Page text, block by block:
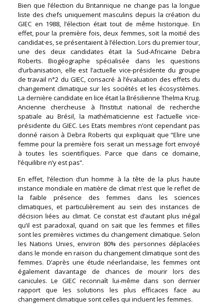
Bien que l’élection du Britannique ne change pas la longue
liste des chefs uniquement masculins depuis la création du
GIEC en 1988, l’élection était tout de même historique. En
effet, pour la première fois, deux femmes, soit la moitié des
candidat·es, se présentaient à l’élection. Lors du premier tour,
une des deux candidates était la Sud-Africaine Debra
Roberts. Biogéographe spécialisée dans les questions
d’urbanisation, elle est l’actuelle vice-présidente du groupe
de travail n°2 du GIEC, consacré à l’évaluation des effets du
changement climatique sur les sociétés et les écosystèmes.
La dernière candidate en lice était la Brésilienne Thelma Krug.
Ancienne chercheuse à l’Institut national de recherche
spatiale au Brésil, la mathématicienne est l’actuelle vice-
présidente du GIEC. Les Etats membres n’ont cependant pas
donné raison à Debra Roberts qui expliquait que “Elire une
femme pour la première fois serait un message fort envoyé
à toutes les scientifiques. Parce que dans ce domaine,
l’équilibre n’y est pas”.
En effet, l’élection d’un homme à la tête de la plus haute
instance mondiale en matière de climat n’est que le reflet de
la faible présence des femmes dans les sciences
climatiques, et particulièrement au sein des instances de
décision liées au climat. Ce constat est d’autant plus inégal
qu’il est paradoxal, quand on sait que les femmes et filles
sont les premières victimes du changement climatique. Selon
les Nations Unies, environ 80% des personnes déplacées
dans le monde en raison du changement climatique sont des
femmes. D’après une étude néerlandaise, les femmes ont
également davantage de chances de mourir lors des
canicules. Le GIEC reconnaît lui-même dans son dernier
rapport que les solutions les plus efficaces face au
changement climatique sont celles qui incluent les femmes.